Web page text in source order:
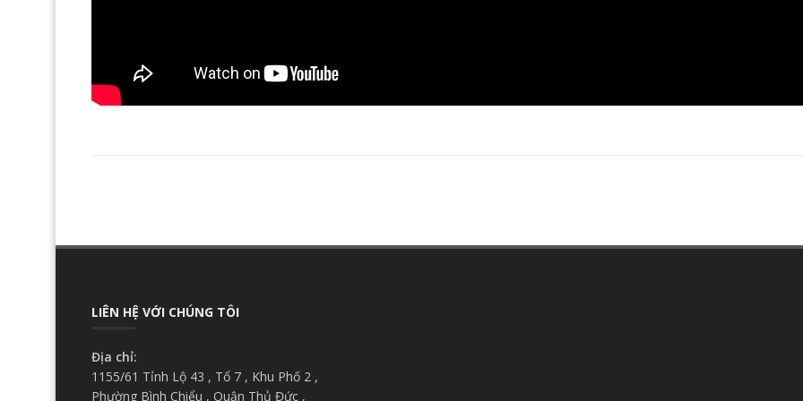
LIÊN HỆ VỚI CHÚNG TÔI
Địa chỉ:
1155/61 Tỉnh Lộ 43 , Tổ 7 , Khu Phố 2 ,
Phường Bình Chiểu , Quận Thủ Đức ,